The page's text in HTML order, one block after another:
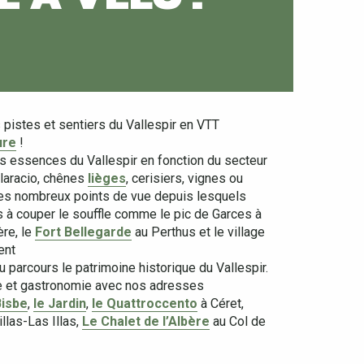
et sentiers du Vallespir en VTT
!
essences du Vallespir en fonction du secteur
chênes lièges, cerisiers, vignes ou
nombreux points de vue depuis lesquels
couper le souffle comme le pic de Garces à
le Fort Bellegarde au Perthus et le village
parcours le patrimoine historique du Vallespir.
et gastronomie avec nos adresses
, le Jardin, le Quattroccento à Céret,
Las Illas, Le Chalet de l’Albère au Col de